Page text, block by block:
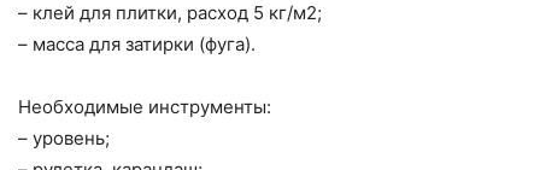
– клей для плитки, расход 5 кг/м2;
– масса для затирки (фуга).
Необходимые инструменты:
– уровень;